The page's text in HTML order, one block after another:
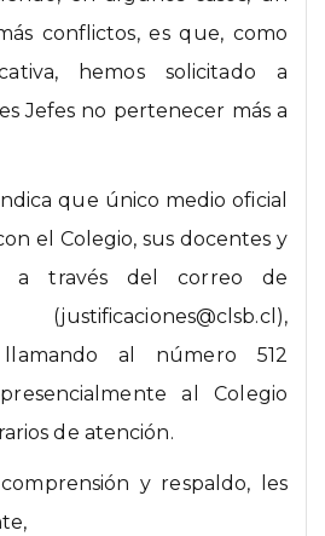
conflictos, es que, como
hemos solicitado a
Jefes no pertenecer más a
que único medio oficial
el Colegio, sus docentes y
a través del correo de
llamando al número 512
al Colegio
de atención.
y respaldo, les